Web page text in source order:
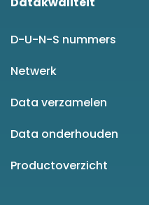
D-U-N-S nummers
Netwerk
Data verzamelen
Data onderhouden
Productoverzicht